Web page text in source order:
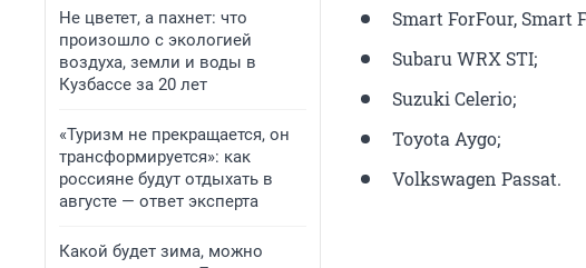
Не цветет, а пахнет: что
произошло с экологией
воздуха, земли и воды в
Кузбассе за 20 лет
«Туризм не прекращается, он
трансформируется»: как
россияне будут отдыхать в
августе — ответ эксперта
Какой будет зима, можно
Smart ForFour, Smart
Subaru WRX STI;
Suzuki Celerio;
Toyota Aygo;
Volkswagen Passat.